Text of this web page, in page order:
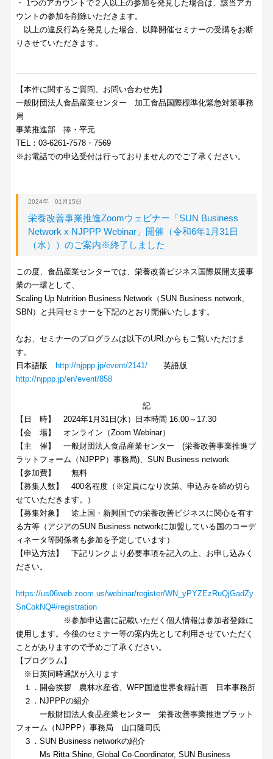
・ 1つのアカウントで２人以上の参加を発見した場合は、該当アカ
ウントの参加を削除いただきます。
以上の違反行為を発見した場合、以降開催セミナーの受講をお断
りさせていただきます。
【本件に関するご質問、お問い合わせ先】
一般財団法人食品産業センター 加工食品国際標準化緊急対策事務
局
事業推進部 捧・平元
TEL：03-6261-7578・7569
※お電話での申込受付は行っておりませんのでご了承ください。
2024年 01月15日
栄養改善事業推進Zoomウェビナー「SUN Business
Network x NJPPP Webinar」開催（令和6年1月31日
（水））のご案内※終了しました
この度、食品産業センターでは、栄養改善ビジネス国際展開支援事
業の一環として、
Scaling Up Nutrition Business Network（SUN Business network,
SBN）と共同セミナーを下記のとおり開催いたします。
なお、セミナーのプログラムは以下のURLからもご覧いただけま
す。
日本語版
http://njppp.jp/event/2141/ 英語版
http://njppp.jp/en/event/858
記
【日 時】 2024年1月31日(水）日本時間 16:00～17:30
【会 場】 オンライン（Zoom Webinar）
【主 催】 一般財団法人食品産業センター (栄養改善事業推進プ
ラットフォーム（NJPPP）事務局)、SUN Business network
【参加費】 無料
【募集人数】 400名程度（※定員になり次第、申込みを締め切ら
せていただきます。）
【募集対象】 途上国・新興国での栄養改善ビジネスに関心を有す
る方等（アジアのSUN Business networkに加盟している国のコーデ
ィネータ等関係者も参加を予定しています）
【申込方法】 下記リンクより必要事項を記入の上、お申し込みく
ださい。
https://us06web.zoom.us/webinar/register/WN_yPYZEzRuQjGadZy
SnCokNQ#/registration
※参加申込書に記載いただく個人情報は参加者登録に
使用します。今後のセミナー等の案内先として利用させていただく
ことがありますので予めご了承ください。
【プログラム】
※日英同時通訳が入ります
１．開会挨拶 農林水産省、WFP国連世界食糧計画 日本事務所
２．NJPPPの紹介
一般財団法人食品産業センター 栄養改善事業推進プラット
フォーム（NJPPP）事務局 山口隆司氏
３．SUN Business networkの紹介
Ms Ritta Shine, Global Co-Coordinator, SUN Business